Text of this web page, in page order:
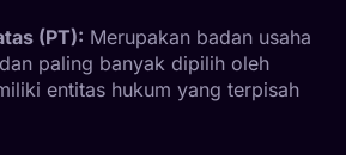
(PT): Merupakan badan usaha
paling banyak dipilih oleh
entitas hukum yang terpisah